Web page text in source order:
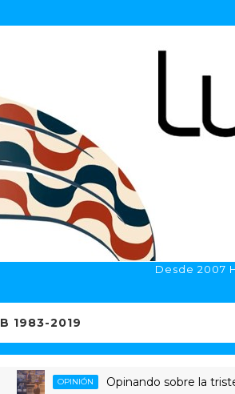
Desde 2007
1983-2019
OPINIÓN Opinando sobre la triste